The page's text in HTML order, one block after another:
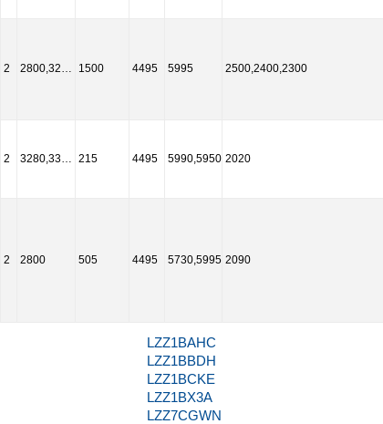
2 2800,3280,3360,3600,3800,3300 1500 4495 5995 2500,2400,2300
2 3280,3360,3600,3300,2800,3800 215 4495 5990,5950 2020
2 2800 505 4495 5730,5995 2090
LZZ1BAHC
LZZ1BBDH
LZZ1BCKE
LZZ1BX3A
LZZ7CGWN